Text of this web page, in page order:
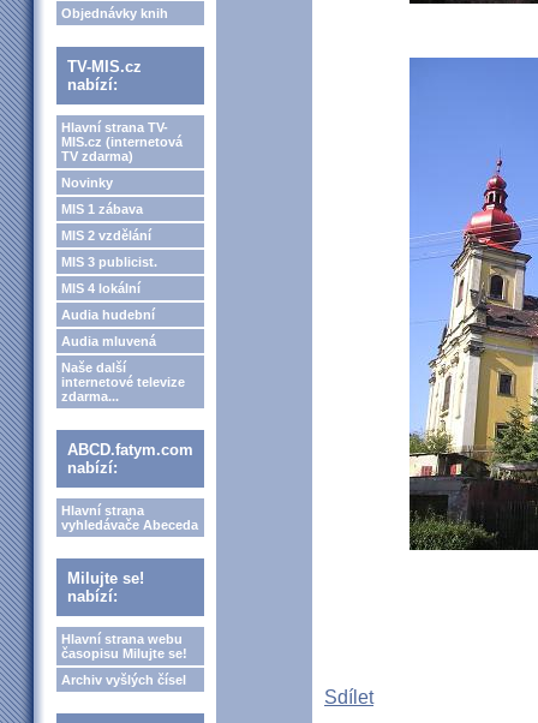
Objednávky knih
TV-MIS.cz
nabízí:
Hlavní strana TV-
MIS.cz (internetová
TV zdarma)
Novinky
MIS 1 zábava
MIS 2 vzdělání
MIS 3 publicist.
MIS 4 lokální
Audia hudební
Audia mluvená
Naše další
internetové televize
zdarma...
ABCD.fatym.com
nabízí:
Hlavní strana
vyhledávače Abeceda
Milujte se!
nabízí:
Hlavní strana webu
časopisu Milujte se!
Archiv vyšlých čísel
Sdílet